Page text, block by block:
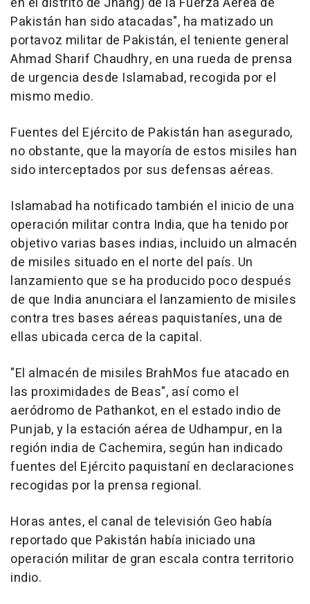
Pakistán han sido atacadas", ha matizado un
portavoz militar de Pakistán, el teniente general
Ahmad Sharif Chaudhry, en una rueda de prensa
de urgencia desde Islamabad, recogida por el
mismo medio.
Fuentes del Ejército de Pakistán han asegurado,
no obstante, que la mayoría de estos misiles han
sido interceptados por sus defensas aéreas.
Islamabad ha notificado también el inicio de una
operación militar contra India, que ha tenido por
objetivo varias bases indias, incluido un almacén
de misiles situado en el norte del país. Un
lanzamiento que se ha producido poco después
de que India anunciara el lanzamiento de misiles
contra tres bases aéreas paquistaníes, una de
ellas ubicada cerca de la capital.
"El almacén de misiles BrahMos fue atacado en
las proximidades de Beas", así como el
aeródromo de Pathankot, en el estado indio de
Punjab, y la estación aérea de Udhampur, en la
región india de Cachemira, según han indicado
fuentes del Ejército paquistaní en declaraciones
recogidas por la prensa regional.
Horas antes, el canal de televisión Geo había
reportado que Pakistán había iniciado una
operación militar de gran escala contra territorio
indio.